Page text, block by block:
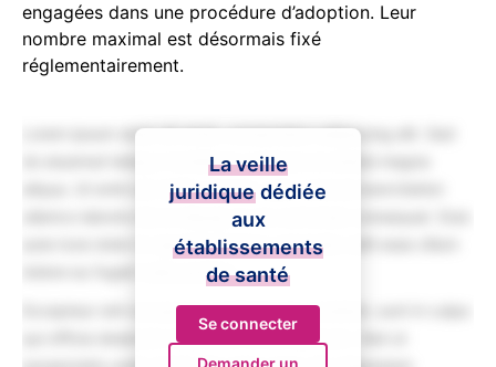
engagées dans une procédure d’adoption. Leur
nombre maximal est désormais fixé
réglementairement.
Lorem ipsum dolor sit amet, consectetur adipiscing elit. Sed
do eiusmod tempor incididunt ut labore et dolore magna
aliqua. Ut enim ad minim veniam, quis nostrud exercitation
ullamco laboris nisi ut aliquip ex ea commodo consequat. Duis
aute irure dolor in reprehenderit in voluptate velit esse cillum
dolore eu fugiat nulla pariatur.
Excepteur sint occaecat cupidatat non proident, sunt in culpa
qui officia deserunt mollit anim id est laborum. Sed ut
La veille
juridique dédiée
aux
établissements
de santé
Se connecter
Demander un